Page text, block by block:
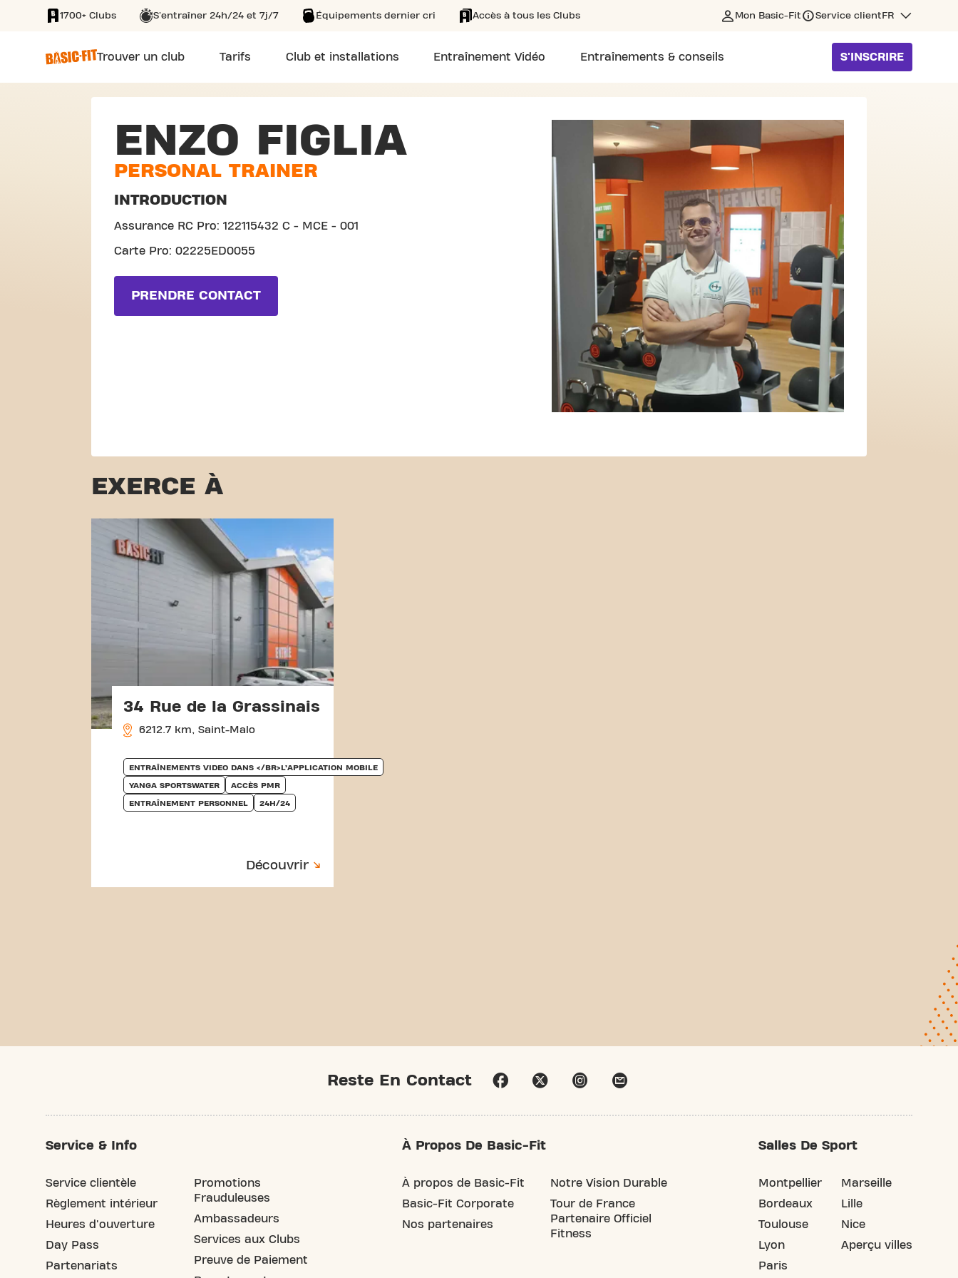
SKIP TO MAIN CONTENT
1700+ Clubs S'entraîner 24h/24 et 7j/7 Équipements dernier cri Accès à tous les Clubs Mon Basic-Fit Service client FR
Trouver un club Tarifs Club et installations Entraînement Vidéo Entraînements & conseils S'INSCRIRE
ENZO FIGLIA
PERSONAL TRAINER
INTRODUCTION
Assurance RC Pro: 122115432 C - MCE - 001
Carte Pro: 02225ED0055
PRENDRE CONTACT
EXERCE À
34 Rue de la Grassinais
6212.7 km, Saint-Malo
ENTRAÎNEMENTS VIDEO DANS </BR>L’APPLICATION MOBILE
YANGA SPORTSWATER ACCÈS PMR
ENTRAÎNEMENT PERSONNEL 24H/24
Découvrir
Reste En Contact
Service & Info
Service clientèle
Règlement intérieur
Heures d'ouverture
Day Pass
Partenariats
Promotions
Frauduleuses
Ambassadeurs
Services aux Clubs
Preuve de Paiement
À Propos De Basic-Fit
À propos de Basic-Fit
Basic-Fit Corporate
Nos partenaires
Notre Vision Durable
Tour de France
Partenaire Officiel
Fitness
Salles De Sport
Montpellier
Bordeaux
Toulouse
Lyon
Paris
Marseille
Lille
Nice
Aperçu villes